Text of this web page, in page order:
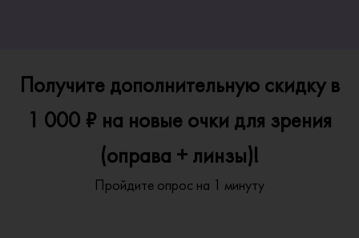
Получите дополнительную скидку в
1 000 ₽ на новые очки для зрения
(оправа + линзы)!
Пройдите опрос на 1 минуту